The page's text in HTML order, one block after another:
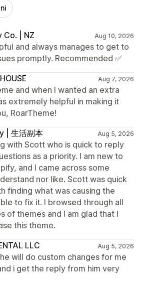
Co. | NZ Aug 10, 2026
and always manages to get to
promptly. Recommended ✅
Aug 7, 2026
and when I wanted an extra
extremely helpful in making it
RoarTheme!
| 生活副本
Aug 5, 2026
with Scott who is quick to reply
as a priority. I am new to
and I came across some
nor like. Scott was quick
finding what was causing the
to fix it. I browsed through all
of themes and I am glad that I
this theme.
LLC
Aug 5, 2026
will do custom changes for me
i get the reply from him very